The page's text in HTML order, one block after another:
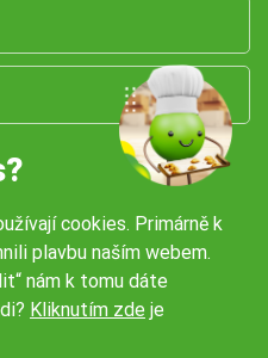
cookies. Primárně k
plavbu naším webem.
nám k tomu dáte
Kliknutím zde je